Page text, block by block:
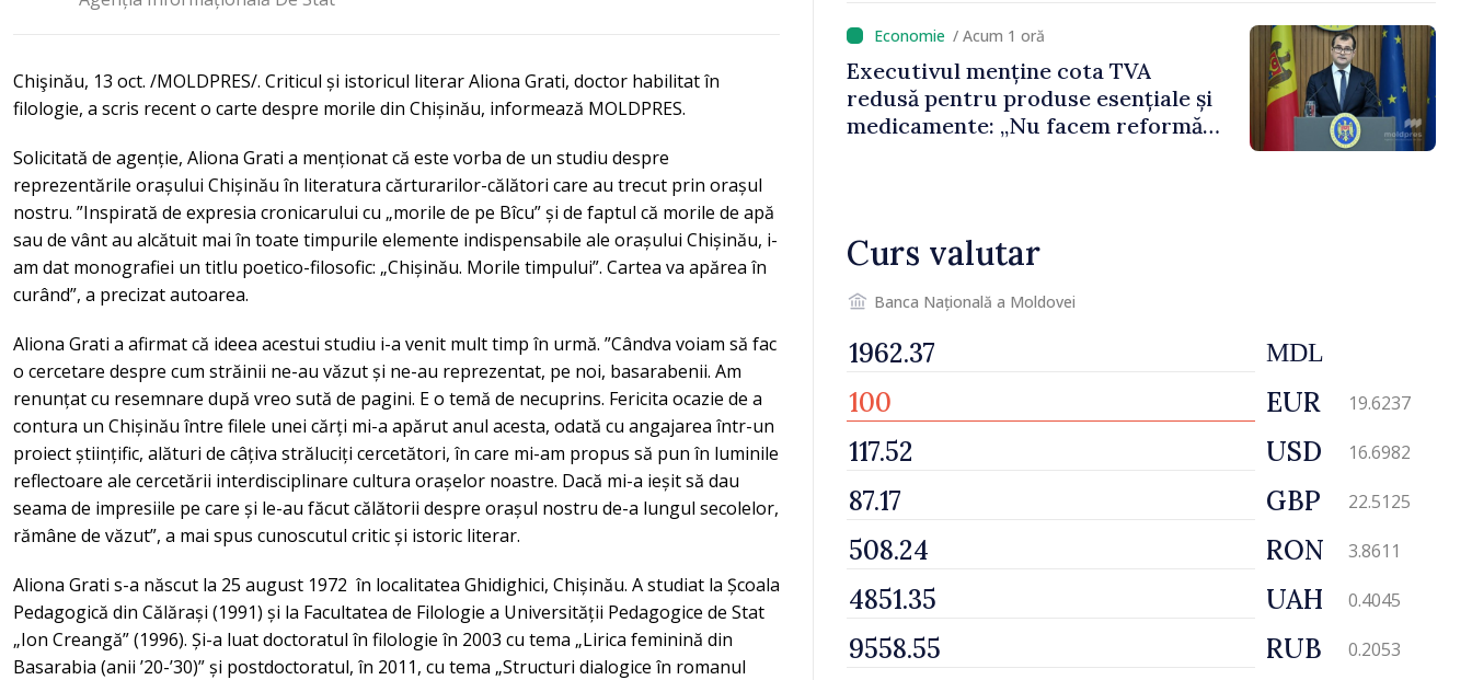
Chişinău, 13 oct. /MOLDPRES/. Criticul și istoricul literar Aliona Grati, doctor habilitat în
filologie, a scris recent o carte despre morile din Chișinău, informează MOLDPRES.
Solicitată de agenție, Aliona Grati a menționat că este vorba de un studiu despre
reprezentările orașului Chișinău în literatura cărturarilor-călători care au trecut prin orașul
nostru. ”Inspirată de expresia cronicarului cu „morile de pe Bîcu” și de faptul că morile de apă
sau de vânt au alcătuit mai în toate timpurile elemente indispensabile ale orașului Chișinău, i-
am dat monografiei un titlu poetico-filosofic: „Chișinău. Morile timpului”. Cartea va apărea în
curând”, a precizat autoarea.
Aliona Grati a afirmat că ideea acestui studiu i-a venit mult timp în urmă. ”Cândva voiam să fac
o cercetare despre cum străinii ne-au văzut și ne-au reprezentat, pe noi, basarabenii. Am
renunțat cu resemnare după vreo sută de pagini. E o temă de necuprins. Fericita ocazie de a
contura un Chișinău între filele unei cărți mi-a apărut anul acesta, odată cu angajarea într-un
proiect științific, alături de câțiva străluciți cercetători, în care mi-am propus să pun în luminile
reflectoare ale cercetării interdisciplinare cultura orașelor noastre. Dacă mi-a ieșit să dau
seama de impresiile pe care și le-au făcut călătorii despre orașul nostru de-a lungul secolelor,
rămâne de văzut”, a mai spus cunoscutul critic și istoric literar.
Aliona Grati s-a născut la 25 august 1972 în localitatea Ghidighici, Chișinău. A studiat la Școala
Pedagogică din Călărași (1991) și la Facultatea de Filologie a Universității Pedagogice de Stat
„Ion Creangă” (1996). Și-a luat doctoratul în filologie în 2003 cu tema „Lirica feminină din
Basarabia (anii ’20-’30)” și postdoctoratul, în 2011, cu tema „Structuri dialogice în romanul
/ Acum 1 oră
Executivul menține cota TVA
redusă pentru produse esențiale și
medicamente: „Nu facem reformă
Curs valutar
Banca Națională a Moldovei
MDL
EUR 19.6237
USD 16.6982
GBP 22.5125
RON 3.8611
UAH 0.4045
RUB 0.2053